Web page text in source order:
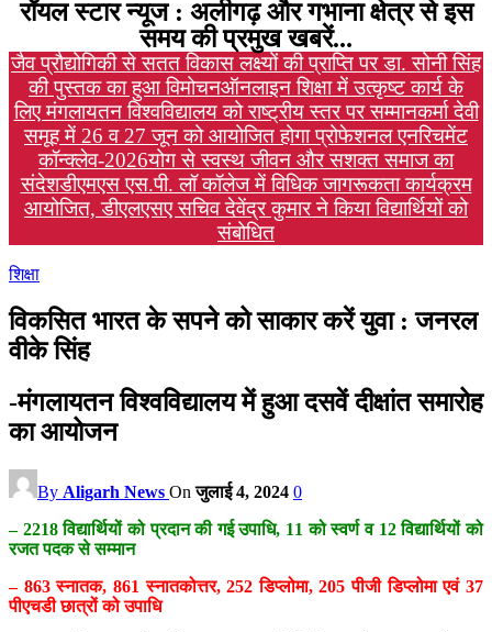
रॉयल स्टार न्यूज : अलीगढ़ और गभाना क्षेत्र से इस
समय की प्रमुख खबरें...
जैव प्रौद्योगिकी से सतत विकास लक्ष्यों की प्राप्ति पर डा. सोनी सिंह
की पुस्तक का हुआ विमोचनऑनलाइन शिक्षा में उत्कृष्ट कार्य के
लिए मंगलायतन विश्वविद्यालय को राष्ट्रीय स्तर पर सम्मानकर्मा देवी
समूह में 26 व 27 जून को आयोजित होगा प्रोफेशनल एनरिचमेंट
कॉन्क्लेव-2026योग से स्वस्थ जीवन और सशक्त समाज का
संदेशडीएमएस एस.पी. लॉ कॉलेज में विधिक जागरूकता कार्यक्रम
आयोजित, डीएलएसए सचिव देवेंद्र कुमार ने किया विद्यार्थियों को
संबोधित
शिक्षा
विकसित भारत के सपने को साकार करें युवा : जनरल
वीके सिंह
-मंगलायतन विश्वविद्यालय में हुआ दसवें दीक्षांत समारोह
का आयोजन
By Aligarh News Onजुलाई 4, 2024 0
– 2218 विद्यार्थियों को प्रदान की गई उपाधि, 11 को स्वर्ण व 12 विद्यार्थियों को
रजत पदक से सम्मान
– 863 स्नातक, 861 स्नातकोत्तर, 252 डिप्लोमा, 205 पीजी डिप्लोमा एवं 37
पीएचडी छात्रों को उपाधि